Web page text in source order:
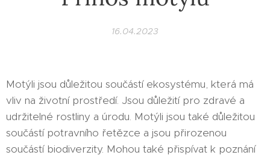
16.04.2023
Motýli jsou důležitou součástí ekosystému, která má
vliv na životní prostředí. Jsou důležití pro zdravé a
udržitelné rostliny a úrodu. Motýli jsou také důležitou
součástí potravního řetězce a jsou přirozenou
součástí biodiverzity. Mohou také přispívat k poznání